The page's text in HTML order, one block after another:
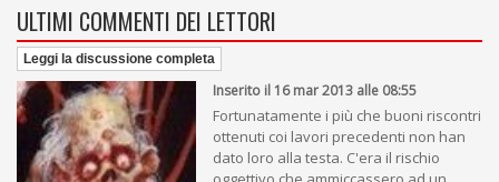
ULTIMI COMMENTI DEI LETTORI
Leggi la discussione completa
Inserito il 16 mar 2013 alle 08:55
Fortunatamente i più che buoni riscontri
ottenuti coi lavori precedenti non han
dato loro alla testa. C'era il rischio